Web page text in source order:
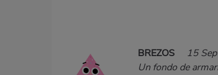
BREZOS
15
Un fondo de